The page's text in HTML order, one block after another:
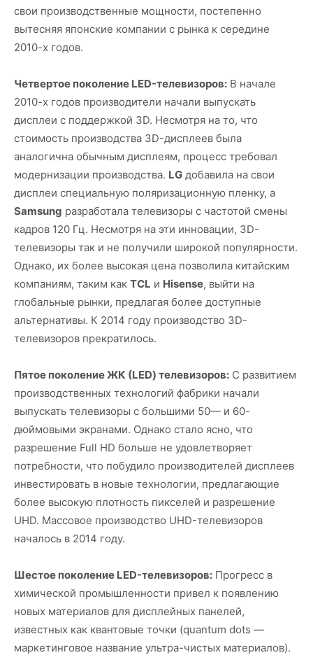
свои производственные мощности, постепенно
вытесняя японские компании с рынка к середине
2010-х годов.
Четвертое поколение LED-телевизоров: В начале
2010-х годов производители начали выпускать
дисплеи с поддержкой 3D. Несмотря на то, что
стоимость производства 3D-дисплеев была
аналогична обычным дисплеям, процесс требовал
модернизации производства. LG добавила на свои
дисплеи специальную поляризационную пленку, а
Samsung разработала телевизоры с частотой смены
кадров 120 Гц. Несмотря на эти инновации, 3D-
телевизоры так и не получили широкой популярности.
Однако, их более высокая цена позволила китайским
компаниям, таким как TCL и Hisense, выйти на
глобальные рынки, предлагая более доступные
альтернативы. К 2014 году производство 3D-
телевизоров прекратилось.
Пятое поколение ЖК (LED) телевизоров: С развитием
производственных технологий фабрики начали
выпускать телевизоры с большими 50— и 60-
дюймовыми экранами. Однако стало ясно, что
разрешение Full HD больше не удовлетворяет
потребности, что побудило производителей дисплеев
инвестировать в новые технологии, предлагающие
более высокую плотность пикселей и разрешение
UHD. Массовое производство UHD-телевизоров
началось в 2014 году.
Шестое поколение LED-телевизоров: Прогресс в
химической промышленности привел к появлению
новых материалов для дисплейных панелей,
известных как квантовые точки (quantum dots —
маркетинговое название ультра-чистых материалов).